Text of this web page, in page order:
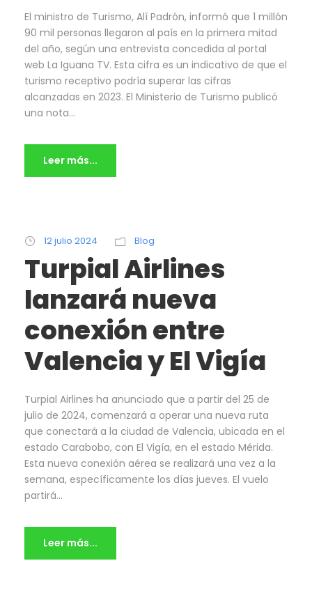
El ministro de Turismo, Alí Padrón, informó que 1 millón
90 mil personas llegaron al país en la primera mitad
del año, según una entrevista concedida al portal
web La Iguana TV. Esta cifra es un indicativo de que el
turismo receptivo podría superar las cifras
alcanzadas en 2023. El Ministerio de Turismo publicó
una nota...
Leer más...
12 julio 2024 Blog
Turpial Airlines
lanzará nueva
conexión entre
Valencia y El Vigía
Turpial Airlines ha anunciado que a partir del 25 de
julio de 2024, comenzará a operar una nueva ruta
que conectará a la ciudad de Valencia, ubicada en el
estado Carabobo, con El Vigía, en el estado Mérida.
Esta nueva conexión aérea se realizará una vez a la
semana, específicamente los días jueves. El vuelo
partirá...
Leer más...